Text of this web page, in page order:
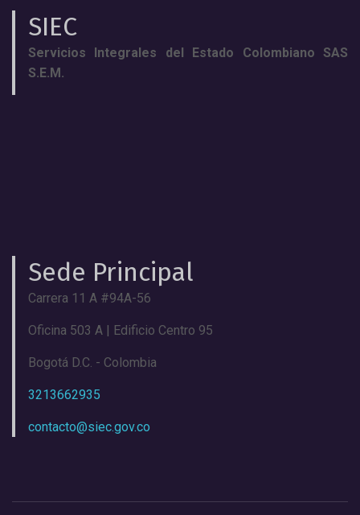
SIEC
Servicios Integrales del Estado Colombiano SAS
S.E.M.
Sede Principal
Carrera 11 A #94A-56
Oficina 503 A | Edificio Centro 95
Bogotá D.C. - Colombia
3213662935
contacto@siec.gov.co